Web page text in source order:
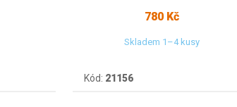
780 Kč
Skladem 1–4 kusy
Kód: 21156